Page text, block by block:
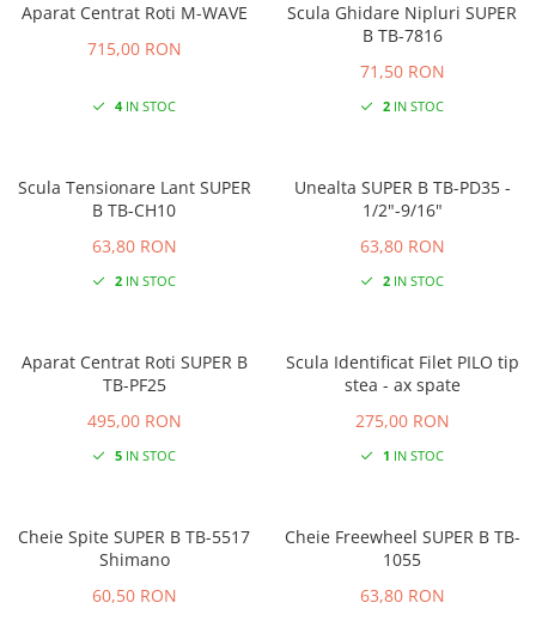
Aparat Centrat Roti M-WAVE
715,00 RON
4IN STOC
Scula Ghidare Nipluri SUPER
B TB-7816
71,50 RON
2IN STOC
Scula Tensionare Lant SUPER
B TB-CH10
63,80 RON
2IN STOC
Unealta SUPER B TB-PD35 -
1/2"-9/16"
63,80 RON
2IN STOC
Aparat Centrat Roti SUPER B
TB-PF25
495,00 RON
5IN STOC
Scula Identificat Filet PILO tip
stea - ax spate
275,00 RON
1 IN STOC
Cheie Spite SUPER B TB-5517
Shimano
60,50 RON
Cheie Freewheel SUPER B TB-
1055
63,80 RON